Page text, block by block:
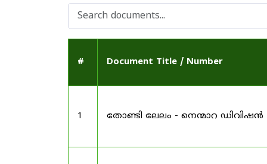
# Document Title / Number
1 തോണ്ടി ലേലം - നെന്മാറ ഡിവിഷൻ